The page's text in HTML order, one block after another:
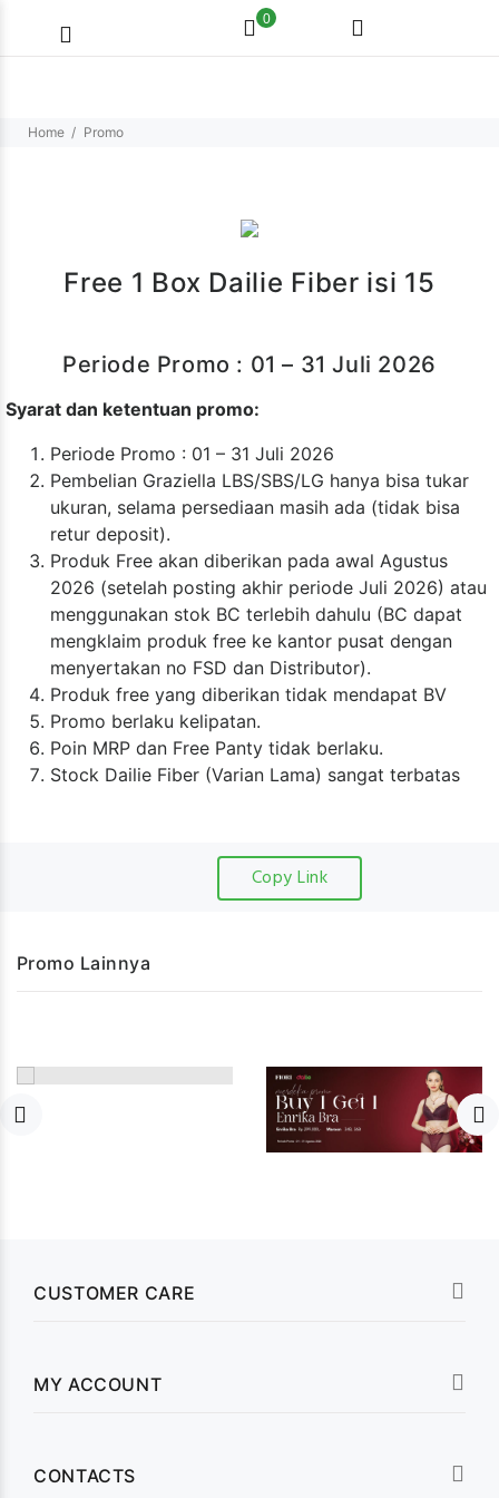
0
Home Promo
Free 1 Box Dailie Fiber isi 15
Periode Promo : 01 – 31 Juli 2026
Syarat dan ketentuan promo:
Periode Promo : 01 – 31 Juli 2026
Pembelian Graziella LBS/SBS/LG hanya bisa tukar
ukuran, selama persediaan masih ada (tidak bisa
retur deposit).
Produk Free akan diberikan pada awal Agustus
2026 (setelah posting akhir periode Juli 2026) atau
menggunakan stok BC terlebih dahulu (BC dapat
mengklaim produk free ke kantor pusat dengan
menyertakan no FSD dan Distributor).
Produk free yang diberikan tidak mendapat BV
Promo berlaku kelipatan.
Poin MRP dan Free Panty tidak berlaku.
Stock Dailie Fiber (Varian Lama) sangat terbatas
Copy Link
Promo Lainnya
CUSTOMER CARE
MY ACCOUNT
CONTACTS